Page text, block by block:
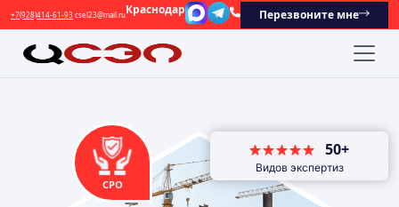
+7(928)414-61-93 csel23@mail.ruКраснодар Перезвоните мне
СРО
50+
Видов экспертиз